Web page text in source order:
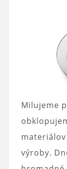
Milujeme
výroby.